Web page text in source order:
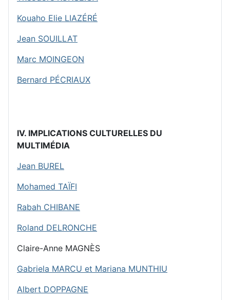
Kouaho Elie LIAZÉRÉ
Jean SOUILLAT
Marc MOINGEON
Bernard PÉCRIAUX
IV. IMPLICATIONS CULTURELLES DU
MULTIMÉDIA
Jean BUREL
Mohamed TAÏFI
Rabah CHIBANE
Roland DELRONCHE
Claire-Anne MAGNÈS
Gabriela MARCU et Mariana MUNTHIU
Albert DOPPAGNE